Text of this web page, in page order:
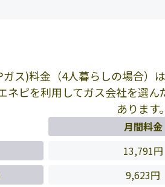
ス)料金（4人暮らしの場合）
ネピを利用してガス会社を選ん
あります。
月間料金
13,791円
9,623円